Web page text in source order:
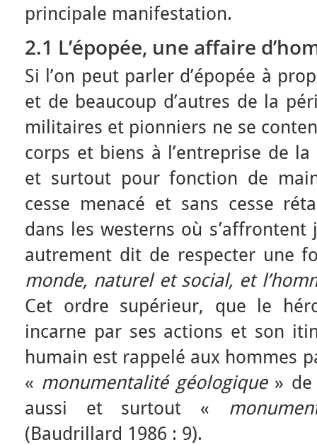
principale manifestation.
2.1 L’épopée, une affaire
Si l’on peut parler d’épopée à
et de beaucoup d’autres de la
militaires et pionniers ne se
corps et biens à l’entreprise de
et surtout pour fonction de
cesse menacé et sans cesse
dans les westerns où
autrement dit de respecter une
monde, naturel et social, et
Cet ordre supérieur, que le
incarne par ses actions et son
humain est rappelé aux hommes
« monumentalité géologique» de
aussi et surtout «
(Baudrillard 1986 : 9).